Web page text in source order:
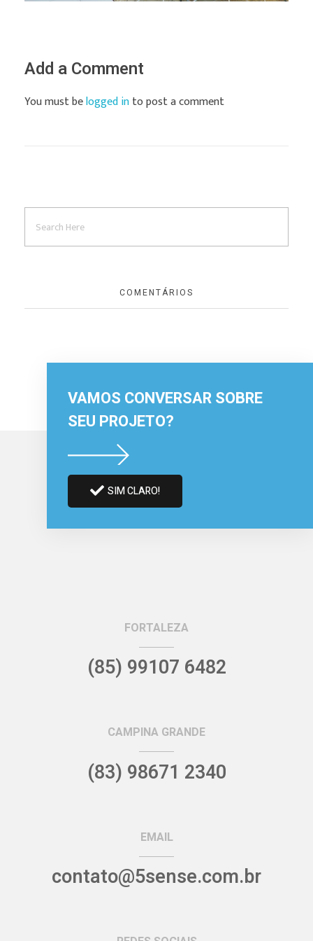
Add a Comment
You must belogged into post a comment
COMENTÁRIOS
VAMOS CONVERSAR SOBRE
SEU PROJETO?
SIM CLARO!
FORTALEZA
(85) 99107 6482
CAMPINA GRANDE
(83) 98671 2340
EMAIL
contato@5sense.com.br